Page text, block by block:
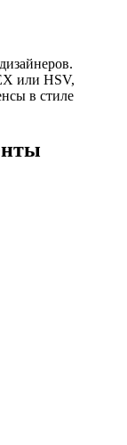
или HSV,
в стиле